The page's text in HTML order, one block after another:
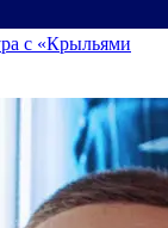
с «Крыльями